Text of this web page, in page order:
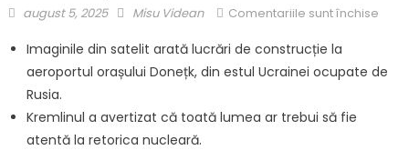
Posted
august 5, 2025 Author
Misu Videan Comentariile sunt închise
Imaginile din satelit arată lucrări de construcție la
aeroportul orașului Donețk, din estul Ucrainei ocupate de
Rusia.
Kremlinul a avertizat că toată lumea ar trebui să fie
atentă la retorica nucleară.